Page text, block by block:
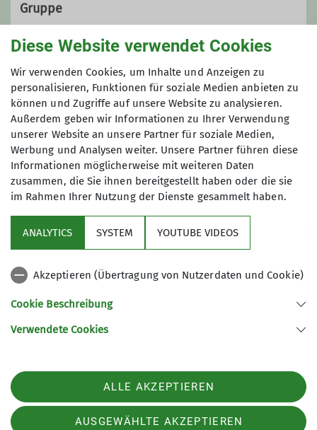
Trainer C Sportklettern
Trainer C Bergsteigen
Trainer B Hochtour
Gruppe
Jugend 14 - 17
Unsere Jugendgruppe endet im April
2026.
Begonnen haben wir genau vor 10
Jahren, nämlich im April 2016 mit
unser ersten Tour:
und 6 Jahre alt. Unsere erste Tour war
auch gleich gut besucht und wir
Bärensee. Im Laufe der Jahre
unternahmen wir zusammen viele
gibt auch einige Jugendliche, die von
dabei sind. Inzwischen gehen die
ersten Jugendlichen aber dann schon
einer Ausbildung nach. Es ist nun Zeit
für „Neues“.
Sektion
Archiv
Sektion Kaufbeuren-Gablonz des Deutschen Alpenvereins e.V.
Telefon +49834173016
Diese Website verwendet Cookies
Wir verwenden Cookies, um Inhalte und Anzeigen zu
personalisieren, Funktionen für soziale Medien anbieten zu
können und Zugriffe auf unsere Website zu analysieren.
Außerdem geben wir Informationen zu Ihrer Verwendung
unserer Website an unsere Partner für soziale Medien,
Werbung und Analysen weiter. Unsere Partner führen diese
Informationen möglicherweise mit weiteren Daten
zusammen, die Sie ihnen bereitgestellt haben oder die sie
im Rahmen Ihrer Nutzung der Dienste gesammelt haben.
ANALYTICS SYSTEM YOUTUBE VIDEOS
Akzeptieren (Übertragung von Nutzerdaten und Cookie)
Cookie Beschreibung
Verwendete Cookies
ALLE AKZEPTIEREN
AUSGEWÄHLTE AKZEPTIEREN